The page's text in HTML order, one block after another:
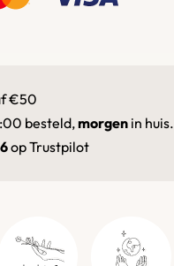
€50
besteld,morgenin huis.
op Trustpilot